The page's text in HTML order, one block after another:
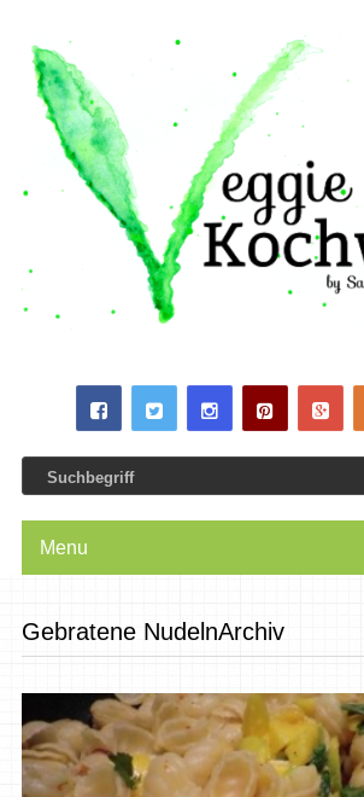
Menu
Gebratene NudelnArchiv